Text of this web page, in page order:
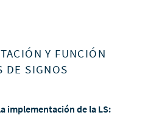
Y FUNCIÓN
DE SIGNOS
implementación de la LS: